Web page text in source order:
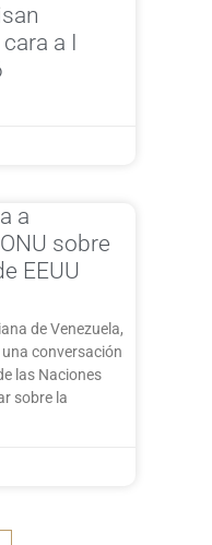
a I
a
sobre
EEUU
de Venezuela,
conversación
las Naciones
sobre la